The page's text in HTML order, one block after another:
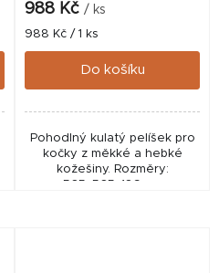
988 Kč / ks
Měrná
cena:
988 Kč / 1 ks
Do košíku
Pohodlný kulatý pelíšek pro
kočky z měkké a hebké
kožešiny. Rozměry: